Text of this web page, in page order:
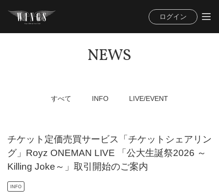
ログイン
NEWS
すべて INFO LIVE/EVENT
チケット定価売買サービス「チケットシェアリン
グ」Royz ONEMAN LIVE 「公大生誕祭2026 ～
Killing Joke～」取引開始のご案内
INFO